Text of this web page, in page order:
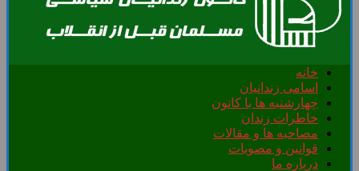
خانه
اسامی زندانیان
چهارشنبه ها با کانون
خاطرات زندان
مصاحبه ها و مقالات
قوانین و مصوبات
درباره ما